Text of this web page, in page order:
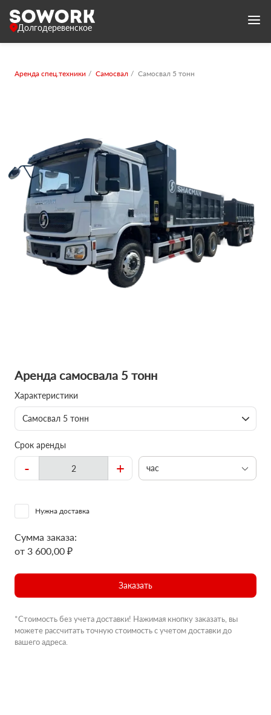
Долгодеревенское
Аренда спец.техники Самосвал Самосвал 5 тонн
Аренда самосвала 5 тонн
Характеристики
Самосвал 5 тонн
Срок аренды
- + час
Нужна доставка
Сумма заказа:
от 3 600,00 ₽
Заказать
*Стоимость без учета доставки! Нажимая кнопку заказать, вы
можете рассчитать точную стоимость с учетом доставки до
вашего адреса.